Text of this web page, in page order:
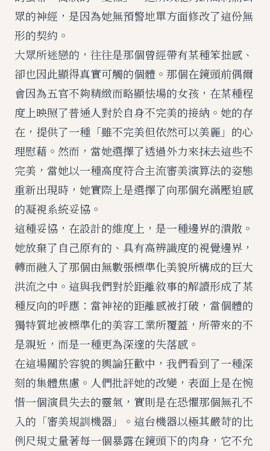
眾的神經，是因為她無預警地單方面修改了這份無
形的契約。
大眾所迷戀的，往往是那個曾經帶有某種笨拙感、
卻也因此顯得真實可觸的個體。那個在鏡頭前偶爾
會因為五官不夠精緻而略顯怯場的女孩，在某種程
度上映照了普通人對於自身不完美的接納。她的存
在，提供了一種「雖不完美但依然可以美麗」的心
理慰藉。然而，當她選擇了透過外力來抹去這些不
完美，當她以一種高度符合主流審美演算法的姿態
重新出現時，她實際上是選擇了向那個充滿壓迫感
的凝視系統妥協。
這種妥協，在設計的維度上，是一種邊界的潰散。
她放棄了自己原有的、具有高辨識度的視覺邊界，
轉而融入了那個由無數張標準化美貌所構成的巨大
洪流之中。這與我們對於距離敘事的解讀形成了某
種反向的呼應：當神祕的距離感被打破，當個體的
獨特質地被標準化的美容工業所覆蓋，所帶來的不
是親近，而是一種更為深邃的失落感。
在這場關於容貌的輿論狂歡中，我們看到了一種深
刻的集體焦慮。人們批評她的改變，表面上是在惋
惜一個演員失去的靈氣，實則是在恐懼那個無孔不
入的「審美規訓機器」。這台機器以極其嚴苛的比
例尺規丈量著每一個暴露在鏡頭下的肉身，它不允